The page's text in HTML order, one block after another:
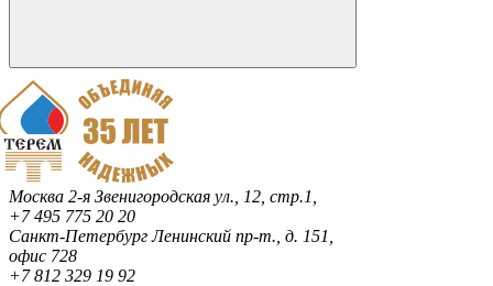
Москва 2-я Звенигородская ул., 12, стр.1,
+7 495 775 20 20
Санкт-ПетербургЛенинский пр-т., д. 151,
офис 728
+7 812 329 19 92